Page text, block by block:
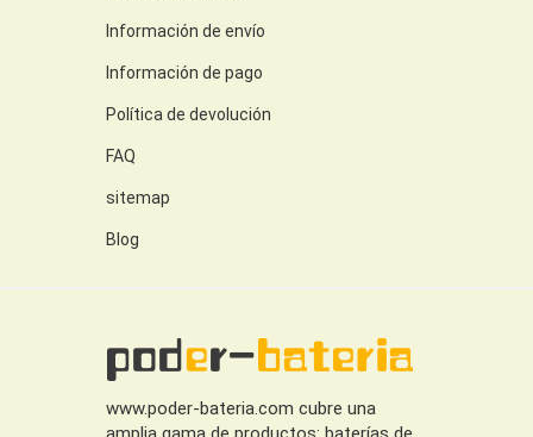
Información de envío
Información de pago
Política de devolución
FAQ
sitemap
Blog
www.poder-bateria.com cubre una